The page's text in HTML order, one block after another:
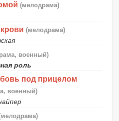
(мелодрама)
(мелодрама)
военный)
роль
под прицелом
военный)